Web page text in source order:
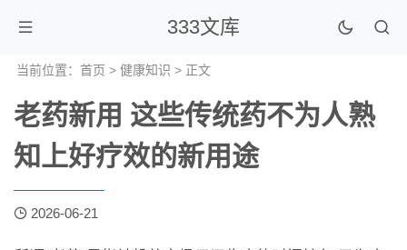
333文库
当前位置： 首页 > 健康知识 > 正文
老药新用 这些传统药不为人熟
知上好疗效的新用途
2026-06-21